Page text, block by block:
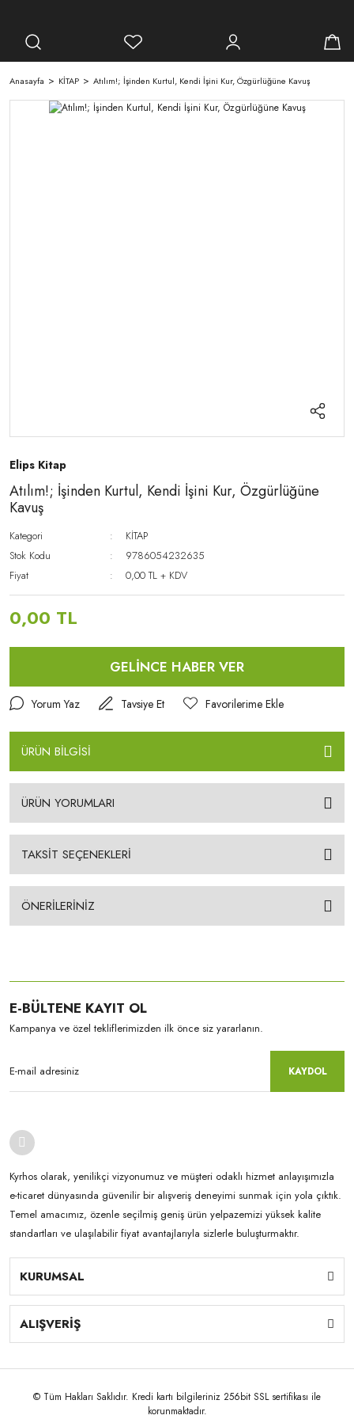
Anasayfa KİTAP Atılım!; İşinden Kurtul, Kendi İşini Kur, Özgürlüğüne Kavuş
Elips Kitap
Atılım!; İşinden Kurtul, Kendi İşini Kur, Özgürlüğüne
Kavuş
Kategori
KİTAP
Stok Kodu
9786054232635
Fiyat
0,00 TL + KDV
0,00 TL
GELİNCE HABER VER
Yorum Yaz Tavsiye Et
ÜRÜN BİLGİSİ
ÜRÜN YORUMLARI
TAKSİT SEÇENEKLERİ
ÖNERİLERİNİZ
E-BÜLTENE KAYIT OL
Kampanya ve özel tekliflerimizden ilk önce siz yararlanın.
KAYDOL
Kyrhos olarak, yenilikçi vizyonumuz ve müşteri odaklı hizmet anlayışımızla
e-ticaret dünyasında güvenilir bir alışveriş deneyimi sunmak için yola çıktık.
Temel amacımız, özenle seçilmiş geniş ürün yelpazemizi yüksek kalite
standartları ve ulaşılabilir fiyat avantajlarıyla sizlerle buluşturmaktır.
KURUMSAL
ALIŞVERİŞ
© Tüm Hakları Saklıdır. Kredi kartı bilgileriniz 256bit SSL sertifikası ile
korunmaktadır.